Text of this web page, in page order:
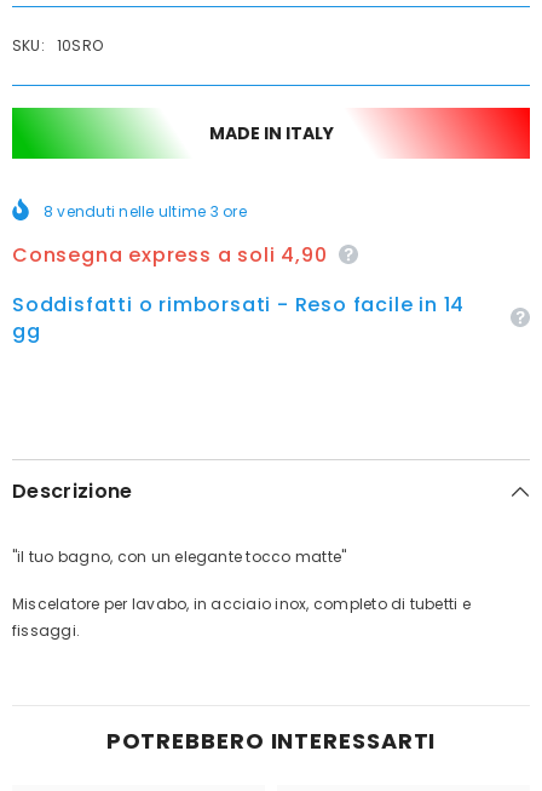
SKU: 10SRO
MADE IN ITALY
8 venduti nelle ultime 3 ore
Consegna express a soli 4,90
Soddisfatti o rimborsati - Reso facile in 14
gg
Descrizione
"il tuo bagno, con un elegante tocco matte"
Miscelatore per lavabo, in acciaio inox, completo di tubetti e
fissaggi.
POTREBBERO INTERESSARTI